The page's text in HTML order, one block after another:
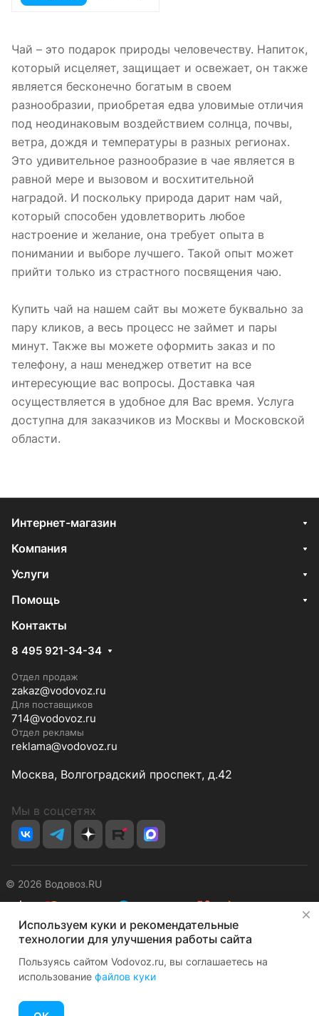
Чай – это подарок природы человечеству. Напиток,
который исцеляет, защищает и освежает, он также
является бесконечно богатым в своем
разнообразии, приобретая едва уловимые отличия
под неодинаковым воздействием солнца, почвы,
ветра, дождя и температуры в разных регионах.
Это удивительное разнообразие в чае является в
равной мере и вызовом и восхитительной
наградой. И поскольку природа дарит нам чай,
который способен удовлетворить любое
настроение и желание, она требует опыта в
понимании и выборе лучшего. Такой опыт может
прийти только из страстного посвящения чаю.
Купить чай на нашем сайт вы можете буквально за
пару кликов, а весь процесс не займет и пары
минут. Также вы можете оформить заказ и по
телефону, а наш менеджер ответит на все
интересующие вас вопросы. Доставка чая
осуществляется в удобное для Вас время. Услуга
доступна для заказчиков из Москвы и Московской
области.
Интернет-магазин
Компания
Услуги
Помощь
Контакты
8 495 921-34-34
Отдел продаж
zakaz@vodovoz.ru
Для поставщиков
714@vodovoz.ru
Отдел рекламы
reklama@vodovoz.ru
Москва, Волгоградский проспект, д.42
Мы в соцсетях
© 2026 Водовоз.RU
КонфиденциальностьОферта
Используем куки и рекомендательные
технологии для улучшения работы сайта
Пользуясь сайтом Vodovoz.ru, вы соглашаетесь на
использование файлов куки